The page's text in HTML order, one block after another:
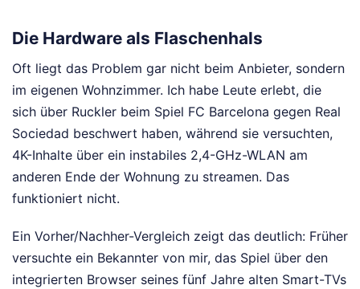
Die Hardware als Flaschenhals
Oft liegt das Problem gar nicht beim Anbieter, sondern
im eigenen Wohnzimmer. Ich habe Leute erlebt, die
sich über Ruckler beim Spiel FC Barcelona gegen Real
Sociedad beschwert haben, während sie versuchten,
4K-Inhalte über ein instabiles 2,4-GHz-WLAN am
anderen Ende der Wohnung zu streamen. Das
funktioniert nicht.
Ein Vorher/Nachher-Vergleich zeigt das deutlich: Früher
versuchte ein Bekannter von mir, das Spiel über den
integrierten Browser seines fünf Jahre alten Smart-TVs